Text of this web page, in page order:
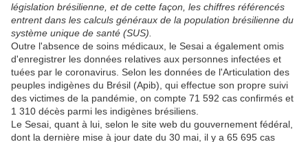
législation brésilienne, et de cette façon, les chiffres référencés
entrent dans les calculs généraux de la population brésilienne du
système unique de santé (SUS).
Outre l'absence de soins médicaux, le Sesai a également omis
d'enregistrer les données relatives aux personnes infectées et
tuées par le coronavirus. Selon les données de l'Articulation des
peuples indigènes du Brésil (Apib), qui effectue son propre suivi
des victimes de la pandémie, on compte 71 592 cas confirmés et
1 310 décès parmi les indigènes brésiliens.
Le Sesai, quant à lui, selon le site web du gouvernement fédéral,
dont la dernière mise à jour date du 30 mai, il y a 65 695 cas